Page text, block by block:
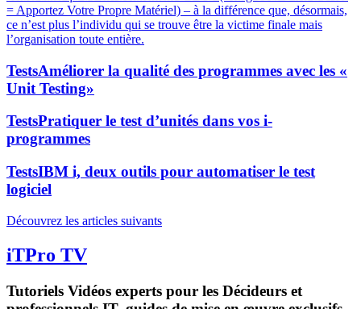
= Apportez Votre Propre Matériel) – à la différence que, désormais,
ce n’est plus l’individu qui se trouve être la victime finale mais
l’organisation toute entière.
TestsAméliorer la qualité des programmes avec les «
Unit Testing»
TestsPratiquer le test d’unités dans vos i-
programmes
TestsIBM i, deux outils pour automatiser le test
logiciel
Découvrez les articles suivants
iTPro TV
Tutoriels Vidéos experts pour les Décideurs et